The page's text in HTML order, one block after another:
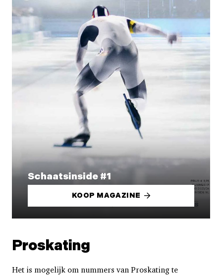
Schaatsinside #1
KOOP MAGAZINE
Proskating
Het is mogelijk om nummers van Proskating te